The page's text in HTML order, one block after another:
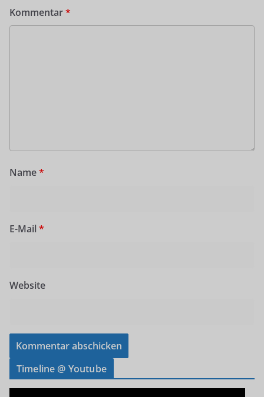
Kommentar*
Name*
E-Mail *
Website
Timeline @ Youtube